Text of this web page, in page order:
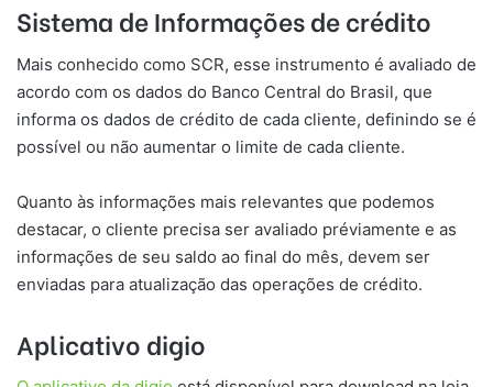
Sistema de Informações de crédito
Mais conhecido como SCR, esse instrumento é avaliado de
acordo com os dados do Banco Central do Brasil, que
informa os dados de crédito de cada cliente, definindo se é
possível ou não aumentar o limite de cada cliente.
Quanto às informações mais relevantes que podemos
destacar, o cliente precisa ser avaliado préviamente e as
informações de seu saldo ao final do mês, devem ser
enviadas para atualização das operações de crédito.
Aplicativo digio